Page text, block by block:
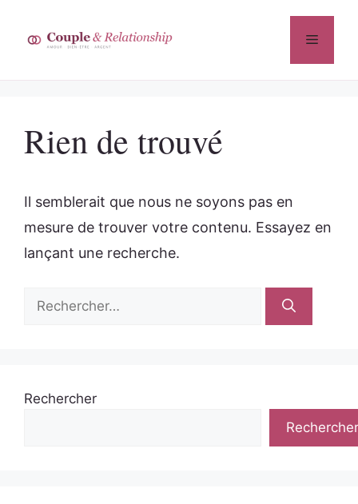
contenu
Menu
Rien de trouvé
Il semblerait que nous ne soyons pas en
mesure de trouver votre contenu. Essayez en
lançant une recherche.
Rechercher :
Rechercher
Rechercher